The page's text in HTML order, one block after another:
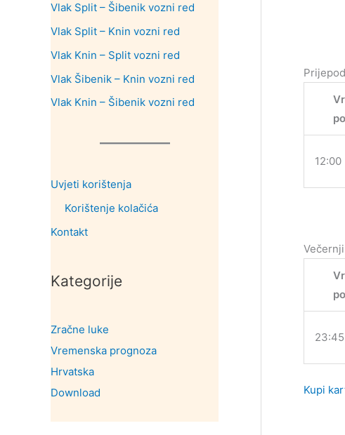
Vlak Split – Šibenik vozni red
Vlak Split – Knin vozni red
Vlak Knin – Split vozni red
Vlak Šibenik – Knin vozni red
Vlak Knin – Šibenik vozni red
Uvjeti korištenja
Korištenje kolačića
Kontakt
Kategorije
Zračne luke
Vremenska prognoza
Hrvatska
Download
12:00
23:45
Kupi